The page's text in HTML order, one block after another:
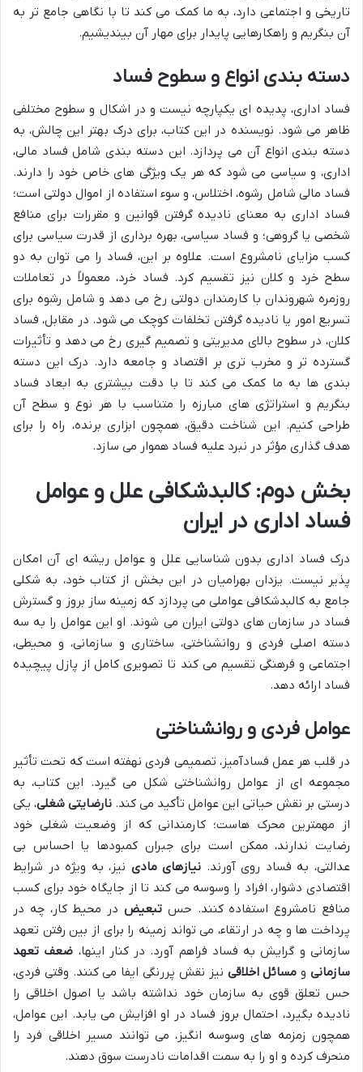
تاریخی و اجتماعی دارد، به ما کمک می کند تا با نگاهی جامع تر به
آن بنگریم و راهکارهایی پایدار برای مهار آن بیندیشیم.
دسته بندی انواع و سطوح فساد
فساد اداری، پدیده ای یکپارچه نیست و در اشکال و سطوح مختلفی
ظاهر می شود. نویسنده در این کتاب، برای درک بهتر این چالش، به
دسته بندی انواع آن می پردازد. این دسته بندی شامل فساد مالی،
اداری، و سیاسی می شود که هر یک ویژگی های خاص خود را دارند.
فساد مالی شامل رشوه، اختلاس، و سوء استفاده از اموال دولتی است؛
فساد اداری به معنای نادیده گرفتن قوانین و مقررات برای منافع
شخصی یا گروهی؛ و فساد سیاسی، بهره برداری از قدرت سیاسی برای
کسب مزایای نامشروع است. علاوه بر این، فساد را می توان به دو
سطح خرد و کلان نیز تقسیم کرد. فساد خرد، معمولاً در تعاملات
روزمره شهروندان با کارمندان دولتی رخ می دهد و شامل رشوه برای
تسریع امور یا نادیده گرفتن تخلفات کوچک می شود. در مقابل، فساد
کلان، در سطوح بالای مدیریتی و تصمیم گیری رخ می دهد و تأثیرات
گسترده تر و مخرب تری بر اقتصاد و جامعه دارد. درک این دسته
بندی ها به ما کمک می کند تا با دقت بیشتری به ابعاد فساد
بنگریم و استراتژی های مبارزه را متناسب با هر نوع و سطح آن
طراحی کنیم. این شناخت دقیق، همچون ابزاری برنده، راه را برای
هدف گذاری مؤثر در نبرد علیه فساد هموار می سازد.
بخش دوم: کالبدشکافی علل و عوامل
فساد اداری در ایران
درک فساد اداری بدون شناسایی علل و عوامل ریشه ای آن امکان
پذیر نیست. یزدان بهرامیان در این بخش از کتاب خود، به شکلی
جامع به کالبدشکافی عواملی می پردازد که زمینه ساز بروز و گسترش
فساد در سازمان های دولتی ایران می شوند. او این عوامل را به سه
دسته اصلی فردی و روانشناختی، ساختاری و سازمانی، و محیطی،
اجتماعی و فرهنگی تقسیم می کند تا تصویری کامل از پازل پیچیده
فساد ارائه دهد.
عوامل فردی و روانشناختی
در قلب هر عمل فسادآمیز، تصمیمی فردی نهفته است که تحت تأثیر
مجموعه ای از عوامل روانشناختی شکل می گیرد. این کتاب، به
درستی بر نقش حیاتی این عوامل تأکید می کند. نارضایتی شغلی، یکی
از مهمترین محرک هاست؛ کارمندانی که از وضعیت شغلی خود
رضایت ندارند، ممکن است برای جبران کمبودها یا احساس بی
عدالتی، به فساد روی آورند. نیازهای مادی نیز، به ویژه در شرایط
اقتصادی دشوار، افراد را وسوسه می کند تا از جایگاه خود برای کسب
منافع نامشروع استفاده کنند. حس تبعیض در محیط کار، چه در
پرداخت ها و چه در ارتقاء، می تواند زمینه را برای از بین رفتن تعهد
سازمانی و گرایش به فساد فراهم آورد. در کنار اینها، ضعف تعهد
سازمانیو مسائل اخلاقی نیز نقش پررنگی ایفا می کنند. وقتی فردی،
حس تعلق قوی به سازمان خود نداشته باشد یا اصول اخلاقی را
نادیده بگیرد، احتمال بروز فساد در او افزایش می یابد. این عوامل،
همچون زمزمه های وسوسه انگیز، می توانند مسیر اخلاقی فرد را
منحرف کرده و او را به سمت اقدامات نادرست سوق دهند.